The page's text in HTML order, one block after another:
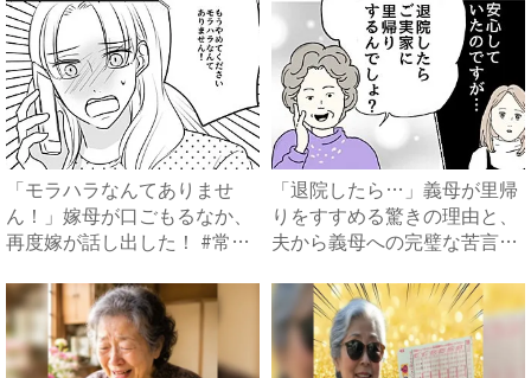
「モラハラなんてありませ
ん！」嫁母が口ごもるなか、
再度嫁が話し出した！ #常識
「退院したら…」義母が里帰
りをすすめる驚きの理由と、
夫から義母への完璧な苦言